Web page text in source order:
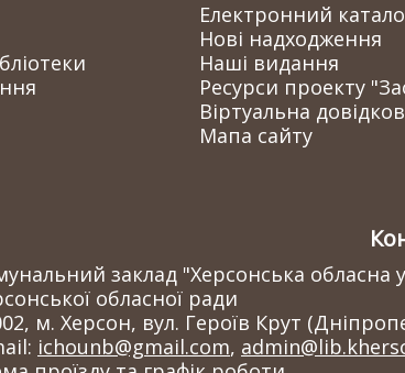
Електронний
Нові надходження
Наші видання
Ресурси проекту
Віртуальна
Мапа сайту
заклад "Херсонська обласна
обласної ради
м. Херсон, вул. Героїв Крут
ichounb@gmail.com,